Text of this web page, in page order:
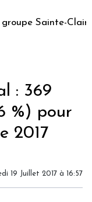
Sainte-Claire
: 369
%) pour
2017
19 Juillet 2017 à 16:57